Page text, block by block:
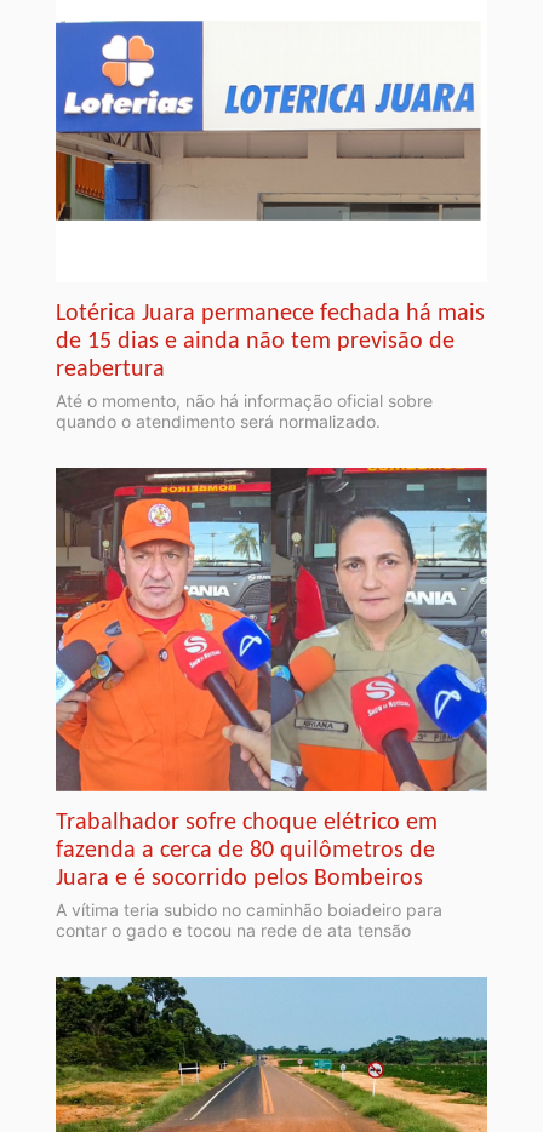
Lotérica Juara permanece fechada há mais
de 15 dias e ainda não tem previsão de
reabertura
Até o momento, não há informação oficial sobre
quando o atendimento será normalizado.
Trabalhador sofre choque elétrico em
fazenda a cerca de 80 quilômetros de
Juara e é socorrido pelos Bombeiros
A vítima teria subido no caminhão boiadeiro para
contar o gado e tocou na rede de ata tensão